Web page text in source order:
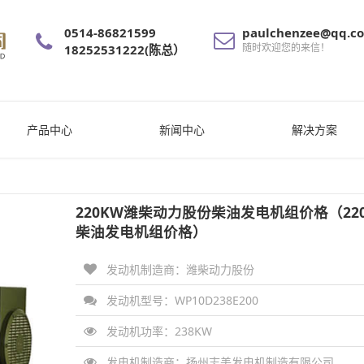
0514-86821599
18252531222(陈总）
随时欢迎您的来信！
产品中心 新闻中心 解决方案
220KW潍柴动力股份柴油发电机组价格（
柴油发电机组价格）
发动机制造商：潍柴动力股份
发动机型号：WP10D238E200
发动机功率： 238KW